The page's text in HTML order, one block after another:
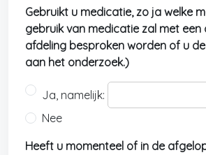
Gebruikt u medicatie, zo ja welke
gebruik van medicatie zal met
afdeling besproken worden of u
aan het onderzoek.)
Ja, namelijk:
Nee
Heeft u momenteel of in de